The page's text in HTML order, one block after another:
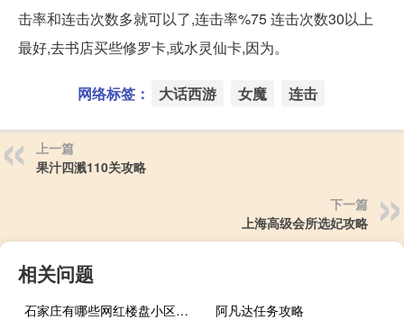
击率和连击次数多就可以了,连击率%75 连击次数30以上
最好,去书店买些修罗卡,或水灵仙卡,因为。
网络标签： 大话西游 女魔 连击
上一篇
果汁四溅110关攻略
下一篇
上海高级会所选妃攻略
相关问题
石家庄有哪些网红楼盘小区？介绍5个最知名地产项目
阿凡达任务攻略